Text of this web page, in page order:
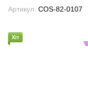
Артикул: COS-82-0107
Хіт